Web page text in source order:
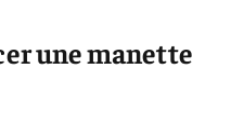
une manette